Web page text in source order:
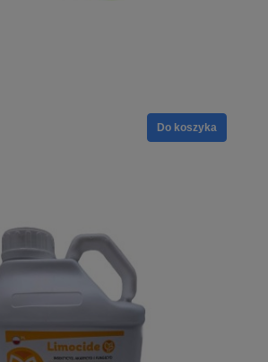
Do koszyka